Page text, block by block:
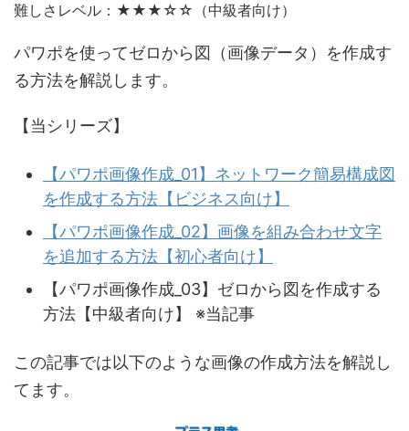
難しさレベル：★★★☆☆（中級者向け）
パワポを使ってゼロから図（画像データ）を作成す
る方法を解説します。
【当シリーズ】
【パワポ画像作成_01】ネットワーク簡易構成図
を作成する方法【ビジネス向け】
【パワポ画像作成_02】画像を組み合わせ文字
を追加する方法【初心者向け】
【パワポ画像作成_03】ゼロから図を作成する
方法【中級者向け】 ※当記事
この記事では以下のような画像の作成方法を解説し
てます。